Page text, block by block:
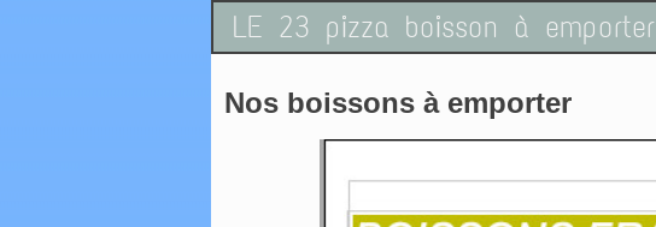
LE 23 pizza boisson à emporter
Nos boissons à emporter